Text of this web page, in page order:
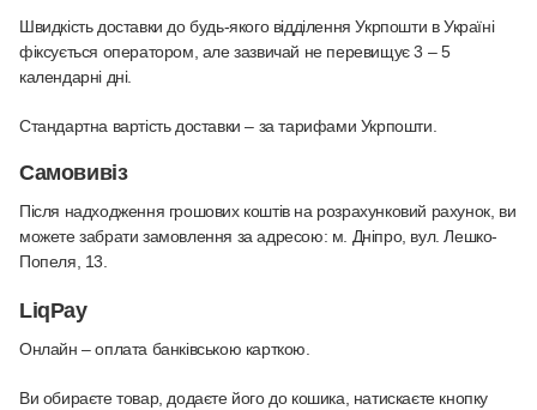
Швидкість доставки до будь-якого відділення Укрпошти в Україні
фіксується оператором, але зазвичай не перевищує 3 – 5
календарні дні.
Стандартна вартість доставки – за тарифами Укрпошти.
Самовивіз
Після надходження грошових коштів на розрахунковий рахунок, ви
можете забрати замовлення за адресою: м. Дніпро, вул. Лешко-
Попеля, 13.
LiqPay
Онлайн – оплата банківською карткою
Ви обираєте товар, додаєте його до кошика, натискаєте кнопку